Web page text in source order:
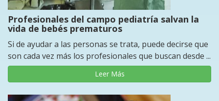
Profesionales del campo pediatría salvan la
vida de bebés prematuros
Si de ayudar a las personas se trata, puede decirse que
son cada vez más los profesionales que buscan desde ...
Leer Más